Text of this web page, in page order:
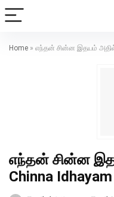
Home » எந்தன் சின்ன இதயம் அதில்
எந்தன் சின்ன
Chinna Idhayam